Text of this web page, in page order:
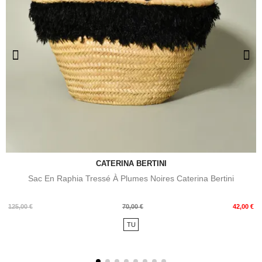
CATERINA BERTINI
Sac En Raphia Tressé À Plumes Noires Caterina Bertini
125,00 €
Prix
70,00 € 42,00 €
Prix
TU